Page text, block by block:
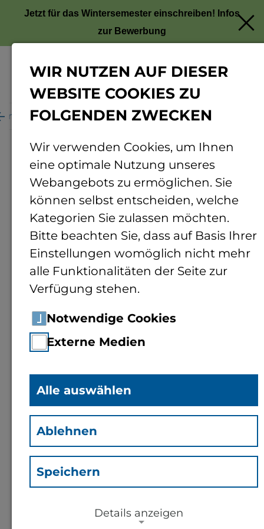
Jetzt für das Wintersemester einschreiben! Infos
zur Bewerbung
Personenverzeichnis Personendetails
Prof. Dr.-Ing.Dominik
Häring (Hdk)
Professor für Elektrische
Energietechnik
WIR NUTZEN AUF DIESER
WEBSITE COOKIES ZU
FOLGENDEN ZWECKEN
Wir verwenden Cookies, um Ihnen
eine optimale Nutzung unseres
Webangebots zu ermöglichen. Sie
können selbst entscheiden, welche
Kategorien Sie zulassen möchten.
Bitte beachten Sie, dass auf Basis Ihrer
Einstellungen womöglich nicht mehr
alle Funktionalitäten der Seite zur
Verfügung stehen.
Notwendige Cookies
Externe Medien
Alle auswählen
Ablehnen
Speichern
Details anzeigen